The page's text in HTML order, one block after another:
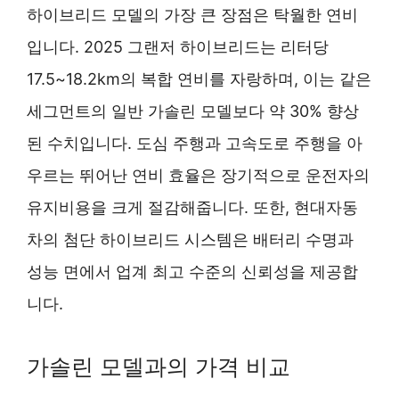
하이브리드 모델의 가장 큰 장점은 탁월한 연비
입니다. 2025 그랜저 하이브리드는 리터당
17.5~18.2km의 복합 연비를 자랑하며, 이는 같은
세그먼트의 일반 가솔린 모델보다 약 30% 향상
된 수치입니다. 도심 주행과 고속도로 주행을 아
우르는 뛰어난 연비 효율은 장기적으로 운전자의
유지비용을 크게 절감해줍니다. 또한, 현대자동
차의 첨단 하이브리드 시스템은 배터리 수명과
성능 면에서 업계 최고 수준의 신뢰성을 제공합
니다.
가솔린 모델과의 가격 비교